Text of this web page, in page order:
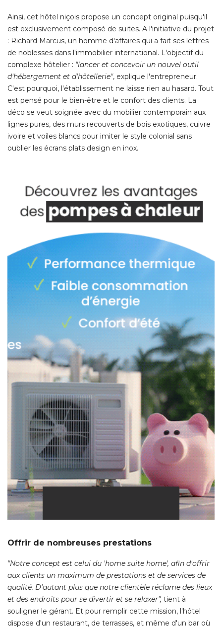
Ainsi, cet hôtel niçois propose un concept original puisqu'il
est exclusivement composé de suites. A l'initiative du projet
: Richard Marcus, un homme d'affaires qui a fait ses lettres
de noblesses dans l'immobilier international. L'objectif du
complexe hôtelier : "lancer et concevoir un nouvel outil
d'hébergement et d'hôtellerie", explique l'entrepreneur.
C'est pourquoi, l'établissement ne laisse rien au hasard. Tout
est pensé pour le bien-être et le confort des clients. La
déco se veut soignée avec du mobilier contemporain aux
lignes pures, des murs recouverts de bois exotiques, cuivre
ivoire et voiles blancs pour imiter le style colonial sans
oublier les écrans plats design en inox.
Offrir de nombreuses prestations
"Notre concept est celui du 'home suite home', afin d'offrir
aux clients un maximum de prestations et de services de
qualité. D'autant plus que notre clientèle réclame des lieux
et des endroits pour se divertir et se relaxer", tient à
souligner le gérant. Et pour remplir cette mission, l'hôtel
dispose d'un restaurant, de terrasses, et même d'un bar où